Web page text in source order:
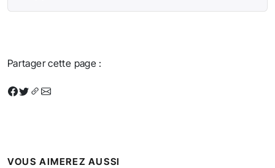
Partager cette page :
VOUS AIMEREZ AUSSI